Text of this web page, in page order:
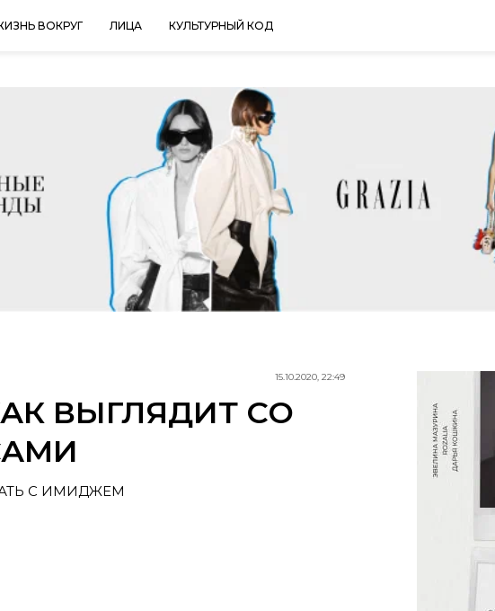
ВОКРУГ ЛИЦА КУЛЬТУРНЫЙ КОД
15.10.2020, 22:49
ВЫГЛЯДИТ СО
С ИМИДЖЕМ